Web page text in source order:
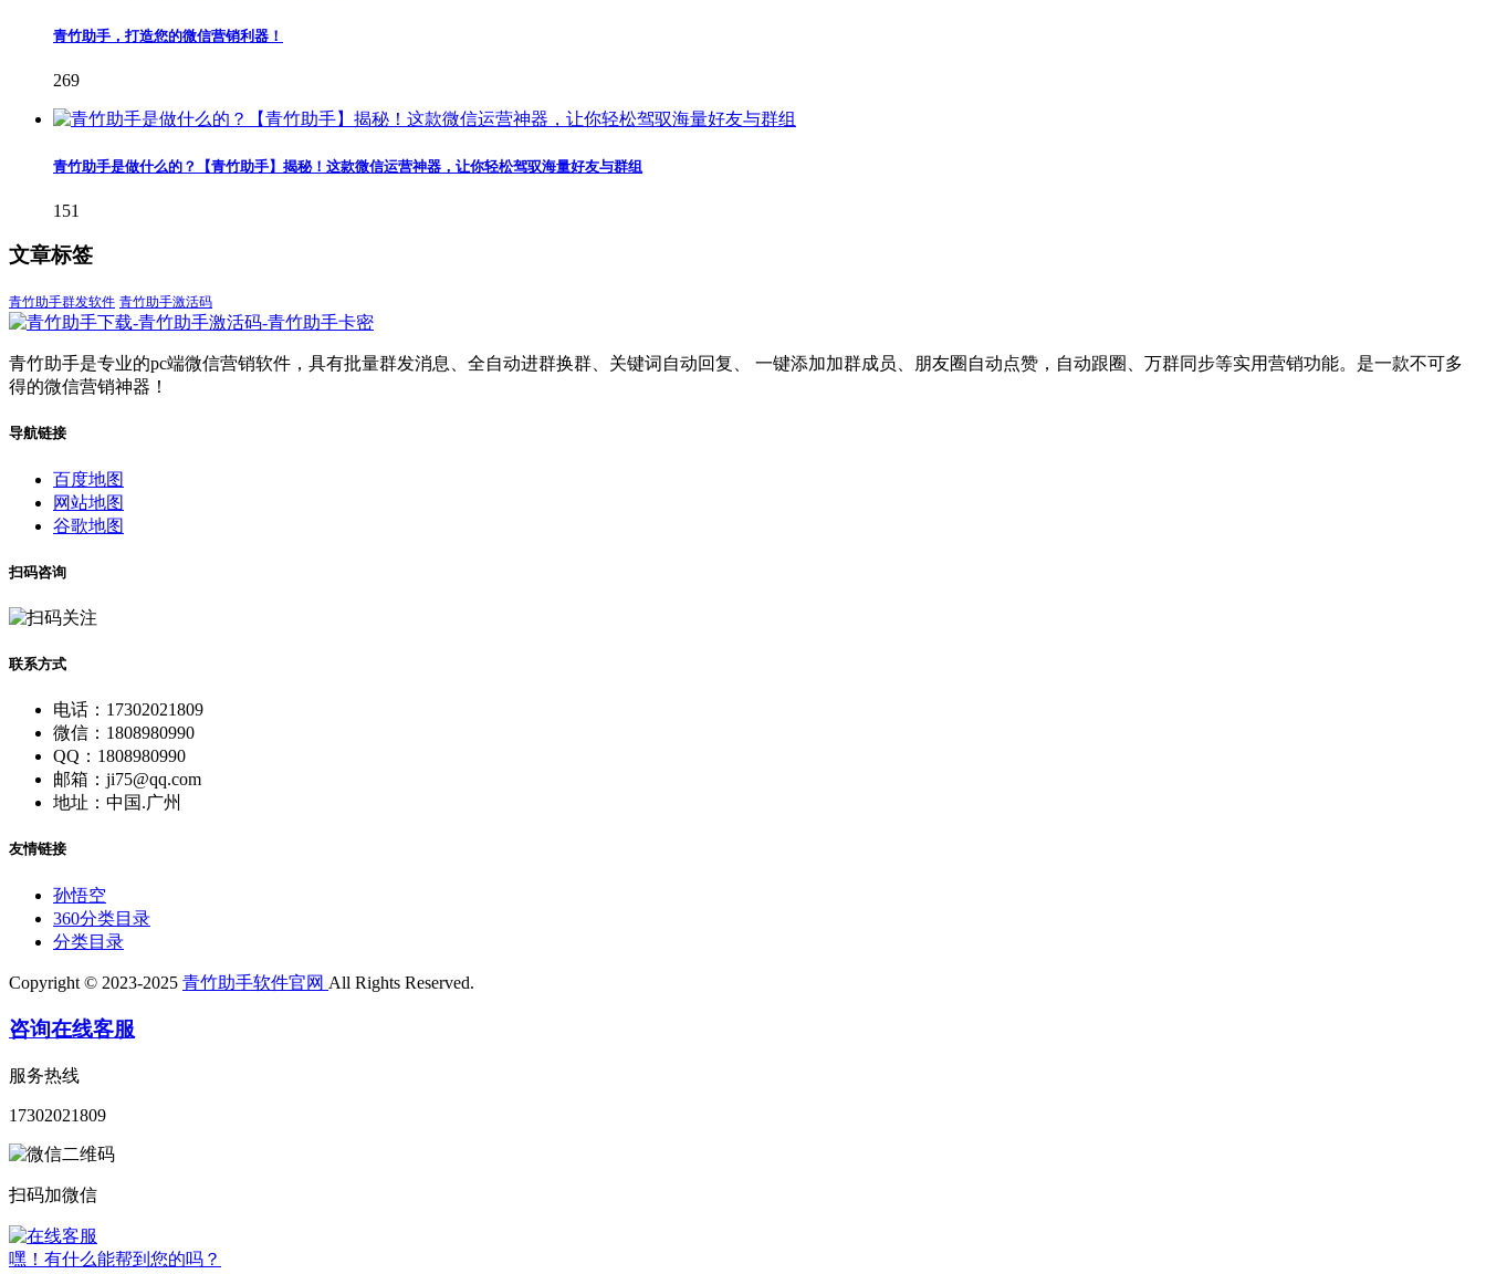
青竹助手，打造您的微信营销利器！
269
青竹助手是做什么的？【青竹助手】揭秘！这款微信运营神器，让你轻松驾驭海量好友与群组
151
文章标签
青竹助手群发软件 青竹助手激活码
青竹助手是专业的pc端微信营销软件，具有批量群发消息、全自动进群换群、关键词自动回复、 一键添加加群成员、朋友圈自动点赞，自动跟圈、万群同步等实用营销功能。是一款不可多
得的微信营销神器！
导航链接
百度地图
网站地图
谷歌地图
扫码咨询
联系方式
电话：17302021809
微信：1808980990
QQ：1808980990
邮箱：ji75@qq.com
地址：中国.广州
友情链接
孙悟空
360分类目录
分类目录
Copyright © 2023-2025 青竹助手软件官网 All Rights Reserved.
咨询在线客服
服务热线
17302021809
扫码加微信
嘿！有什么能帮到您的吗？